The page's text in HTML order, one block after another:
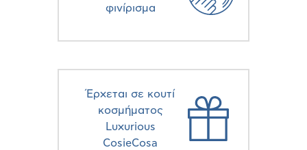
φινίρισμα
Έρχεται σε κουτί
κοσμήματος
Luxurious
CosieCosa